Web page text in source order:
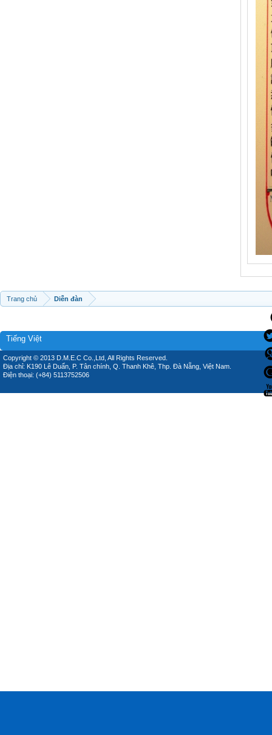
Trang chủ Diễn đàn
Tiếng Việt
Copyright © 2013 D.M.E.C Co.,Ltd, All Rights Reserved.
Địa chỉ: K190 Lê Duẩn, P. Tân chính, Q. Thanh Khê, Thp. Đà Nẵng, Việt Nam.
Điện thoại: (+84) 5113752506